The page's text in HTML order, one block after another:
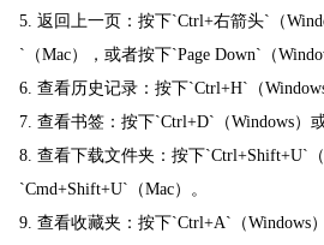
5. 返回上一页：按下`Ctrl+右箭头`（
`（Mac），或者按下`Page Down`（
6. 查看历史记录：按下`Ctrl+H`（
7. 查看书签：按下`Ctrl+D`（Windows）
8. 查看下载文件夹：按下`Ctrl+Shift+U`
`Cmd+Shift+U`（Mac）。
9. 查看收藏夹：按下`Ctrl+A`（Windows